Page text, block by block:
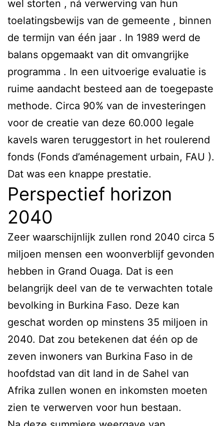
wel storten , ná verwerving van hun
toelatingsbewijs van de gemeente , binnen
de termijn van één jaar . In 1989 werd de
balans opgemaakt van dit omvangrijke
programma . In een uitvoerige evaluatie is
ruime aandacht besteed aan de toegepaste
methode. Circa 90% van de investeringen
voor de creatie van deze 60.000 legale
kavels waren teruggestort in het roulerend
fonds (Fonds d’aménagement urbain, FAU ).
Dat was een knappe prestatie.
Perspectief horizon
2040
Zeer waarschijnlijk zullen rond 2040 circa 5
miljoen mensen een woonverblijf gevonden
hebben in Grand Ouaga. Dat is een
belangrijk deel van de te verwachten totale
bevolking in Burkina Faso. Deze kan
geschat worden op minstens 35 miljoen in
2040. Dat zou betekenen dat één op de
zeven inwoners van Burkina Faso in de
hoofdstad van dit land in de Sahel van
Afrika zullen wonen en inkomsten moeten
zien te verwerven voor hun bestaan.